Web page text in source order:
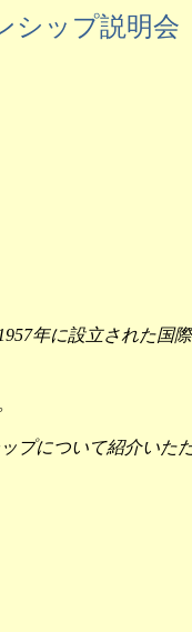
シップ説明会
1957年に設立された国際
プについて紹介いた